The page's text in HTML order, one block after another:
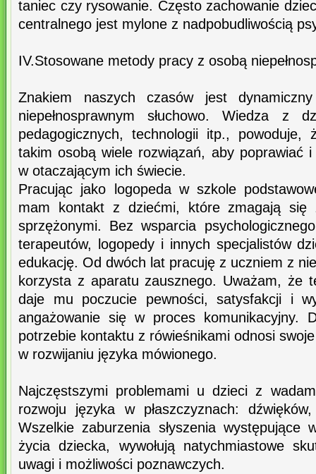
taniec czy rysowanie. Często zachowanie
centralnego jest mylone z nadpobudliwością
IV.Stosowane metody pracy z osobą
Znakiem naszych czasów jest
niepełnosprawnym słuchowo. Wiedza z
pedagogicznych, technologii itp., powoduje,
takim osobą wiele rozwiązań, aby poprawiać
w otaczającym ich świecie.
Pracując jako logopeda w szkole
mam kontakt z dziećmi, które zmagają się
sprzężonymi. Bez wsparcia
terapeutów, logopedy i innych specjalistów
edukację. Od dwóch lat pracuję z uczniem z
korzysta z aparatu zausznego. Uważam, że
daje mu poczucie pewności, satysfakcji i
angażowanie się w proces komunikacyjny.
potrzebie kontaktu z rówieśnikami odnosi
w rozwijaniu języka mówionego.
Najczęstszymi problemami u dzieci z
rozwoju języka w płaszczyznach:
Wszelkie zaburzenia słyszenia występujące
życia dziecka, wywołują natychmiastowe
uwagi i możliwości poznawczych.